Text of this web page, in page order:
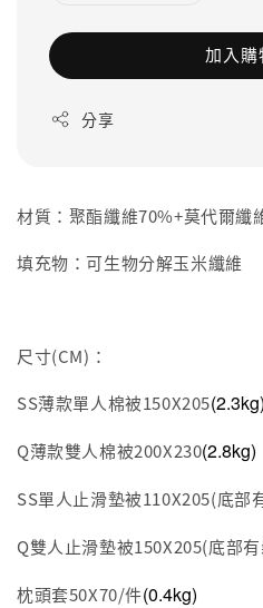
加入購
分享
材質：聚酯纖維70%+莫代爾纖
填充物：可生物分解玉米纖維
尺寸(CM)：
SS薄款單人棉被150X205(2.3kg)
Q薄款雙人棉被200X230(2.8kg)
SS單人止滑墊被110X205(底部
Q雙人止滑墊被150X205(底部
枕頭套50X70/件(0.4kg)